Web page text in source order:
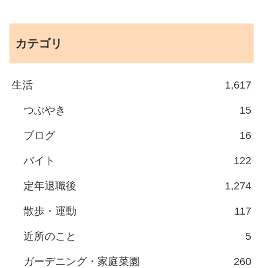
カテゴリ
生活 1,617
つぶやき 15
ブログ 16
バイト 122
定年退職後 1,274
散歩・運動 117
近所のこと 5
ガーデニング・家庭菜園 260